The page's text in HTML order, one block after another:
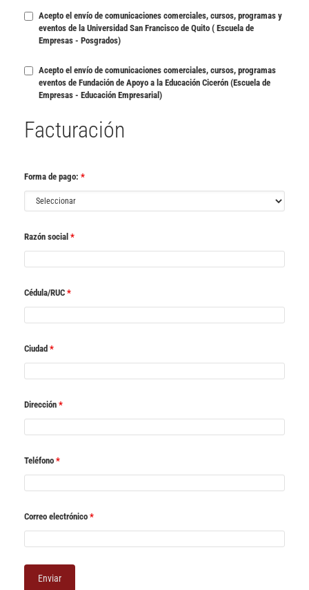
Acepto el envío de comunicaciones comerciales, cursos, programas y
eventos de la Universidad San Francisco de Quito ( Escuela de
Empresas - Posgrados)
Acepto el envío de comunicaciones comerciales, cursos, programas
eventos de Fundación de Apoyo a la Educación Cicerón (Escuela de
Empresas - Educación Empresarial)
Facturación
Forma de pago: *
Razón social *
Cédula/RUC *
Ciudad *
Dirección *
Teléfono *
Correo electrónico *